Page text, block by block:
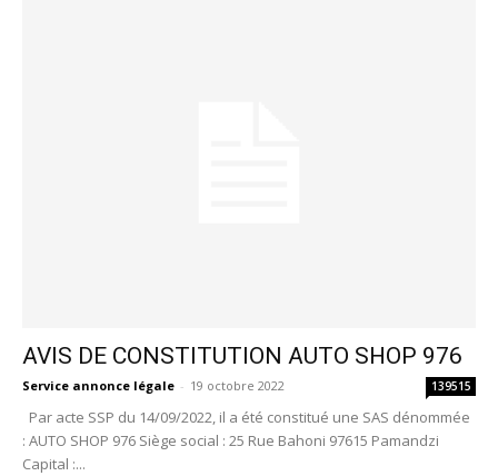
AVIS DE CONSTITUTION AUTO SHOP 976
Service annonce légale - 19 octobre 2022 139515
Par acte SSP du 14/09/2022, il a été constitué une SAS dénommée
: AUTO SHOP 976 Siège social : 25 Rue Bahoni 97615 Pamandzi
Capital :...